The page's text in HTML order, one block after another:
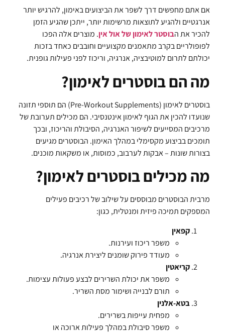
אם אתם מחפשים דרך לשפר את הביצועים באימון, להרגיש יותר
אנרגטיים ולהגיע לתוצאות מרשימות יותר, ייתכן שהגיע הזמן
להכיר את הבוסטר לאימון של אול אין. מוצרים אלה הפכו
לפופולריים בקרב מתאמנים מקצועיים וחובבים כאחד בזכות
יכולתם לתרום למוטיבציה, אנרגיה, וריכוז לפני פעילות גופנית.
מה הם בוסטרים לאימון?
בוסטרים לאימון (Pre-Workout Supplements) הם תוספי תזונה
שנועדו להכין את הגוף לאימון אינטנסיבי. הם מכילים תערובת של
מרכיבים המסייעים לשיפור האנרגיה, הסיבולת והריכוז, ובכך
תומכים בביצוע מקסימלי במהלך האימון. הבוסטרים מגיעים
בצורות שונות – אבקות לערבוב, כמוסות, או משקאות מוכנים.
מה מכילים בוסטרים לאימון?
מרבית הבוסטרים מבוססים על שילוב של רכיבים פעילים
המספקים תמיכה פיזית ומנטלית, כגון:
קפאין
משפר ריכוז ועירנות.
מעודד פירוק שומנים ליצירת אנרגיה.
קריאטין
משפר את יכולת השרירים לבצע פעולות עצימות.
תורם לבנייה ושימור מסת השריר.
בטא-אלנין
מפחית עייפות בשרירים.
משפר סיבולת במהלך פעילות ארוכה או